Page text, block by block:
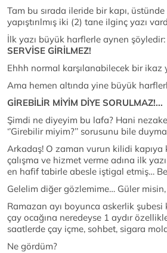
Tam bu sırada ileride bir kapı, üstünde
yapıştırılmış iki (2) tane ilginç yazı
İlk yazı büyük harflerle aynen şöyledir:
SERVİSE GİRİLMEZ!
Ehhh normal karşılanabilecek bir ikaz
Ama hemen altında yine büyük
GİREBİLİR MİYİM DİYE SORULMAZ!...
Şimdi ne diyeyim bu lafa? Hani
‘’Girebilir miyim?’’ sorusunu bile
Arkadaş! O zaman vurun kilidi kapıya
çalışma ve hizmet verme adına ilk
en hafif tabirle abesle iştigal etmiş…
Gelelim diğer gözlemime… Güler misin,
Ramazan ayı boyunca askerlik şubesi
çay ocağına neredeyse 1 aydır
saatlerde çay içme, sohbet, sigara
Ne gördüm?